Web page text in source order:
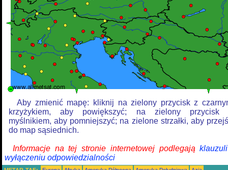
Aby zmienić mapę: kliknij na zielony przycisk z
krzyżykiem, aby powiększyć; na zielony przycisk
myślnikiem, aby pomniejszyć; na zielone strzałki, aby
do map sąsiednich.
Informacje na tej stronie internetowej podlegają
wyłączeniu odpowiedzialności